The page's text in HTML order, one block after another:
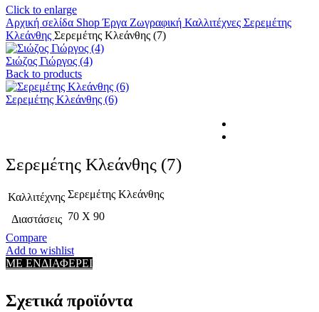
Click to enlarge
Αρχική σελίδα ShopΈργα Ζωγραφική Καλλιτέχνες Σερεμέτης
Κλεάνθης Σερεμέτης Κλεάνθης (7)
Σιώζος Γιώργος (4)
Back to products
Σερεμέτης Κλεάνθης (6)
Σερεμέτης Κλεάνθης (7)
Καλλιτέχνης Σερεμέτης Κλεάνθης
Διαστάσεις 70 X 90
Compare
Add to wishlist
ΜΕ ΕΝΔΙΑΦΕΡΕΙ
Σχετικά προϊόντα